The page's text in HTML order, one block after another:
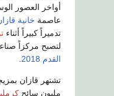
أواخر العصور
عاصمة خانية
تدميراً كبيراً أثناء
لتصبح مركزاً
القدم 2018
تشتهر قازان
مليون سائح